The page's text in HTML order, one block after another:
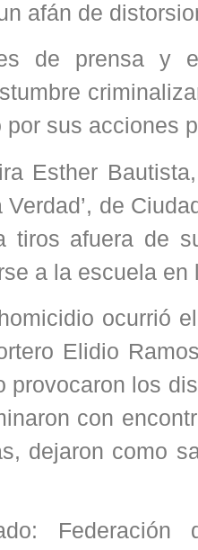
afán de
de prensa y
sus acciones
Esther
Verdad’, de
tiros afuera de
a la escuela en
ocurrió
Elidio
provocaron los
con
dejaron como
Federación